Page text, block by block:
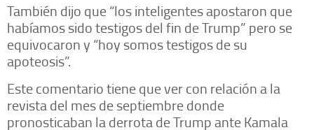
También dijo que “los inteligentes apostaron que
habíamos sido testigos del fin de Trump” pero se
equivocaron y “hoy somos testigos de su
apoteosis”.
Este comentario tiene que ver con relación a la
revista del mes de septiembre donde
pronosticaban la derrota de Trump ante Kamala